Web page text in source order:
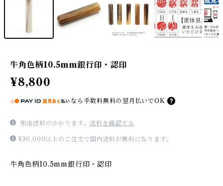
牛角色柄10.5mm銀行印・認印
¥8,800
なら 手数料無料の 翌月払いでOK
別途送料がかかります。送料を確認する
¥30,000以上のご注文で国内送料が無料になります。
牛角色柄10.5mm銀行印・認印